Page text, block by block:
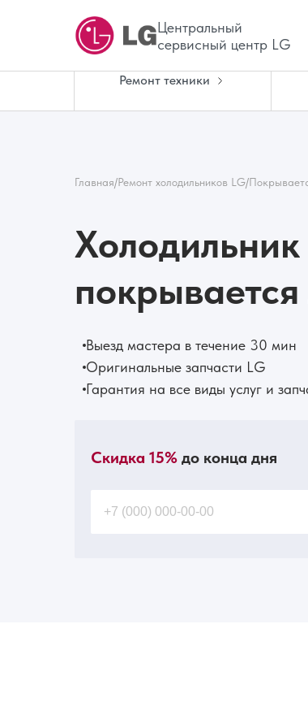
Центральный
сервисный центр LG
Ремонт техники
Главная/Ремонт холодильников LG/
Выезд мастера в течение 30 мин
Оригинальные запчасти LG
Гарантия на все виды услуг и
Скидка 15% до конца дня